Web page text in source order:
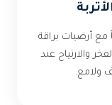
أرضيات براقة
والارتياح عند
ولامع.